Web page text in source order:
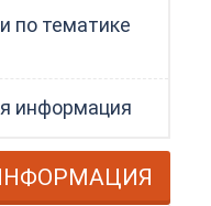
по тематике
информация